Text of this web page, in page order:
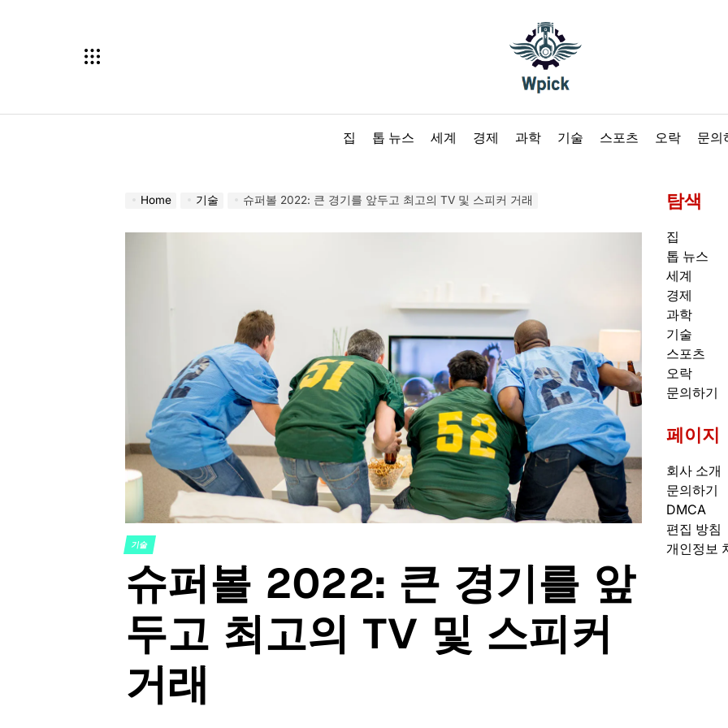
집
톱 뉴스 세계 경제 과학 기술 스포츠 오락 문의
Home 기술 슈퍼볼 2022: 큰 경기를 앞두고 최고의 TV 및 스피커 거래
POSTED
기술
슈퍼볼 2022: 큰 경기를 앞
두고 최고의 TV 및 스피커
거래
탐색
집
톱 뉴스
세계
경제
과학
기술
스포츠
오락
문의하기
페이지
회사 소개
문의하기
DMCA
편집 방침
개인정보